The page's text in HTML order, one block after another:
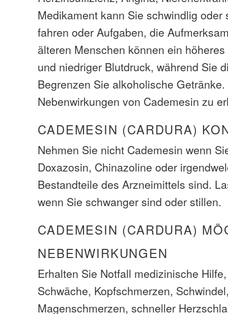
Medikament kann Sie schwindlig oder
fahren oder Aufgaben, die
älteren Menschen können ein
und niedriger Blutdruck, während Sie
Begrenzen Sie alkoholische
Nebenwirkungen von Cademesin zu
CADEMESIN (CARDURA)
Nehmen Sie nicht Cademesin wenn
Doxazosin, Chinazoline oder
Bestandteile des Arzneimittels sind.
wenn Sie schwanger sind oder stillen.
CADEMESIN (CARDURA)
NEBENWIRKUNGEN
Erhalten Sie Notfall medizinische
Schwäche, Kopfschmerzen,
Magenschmerzen, schneller